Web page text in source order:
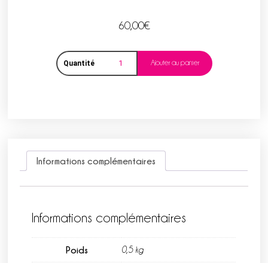
60,00€
Quantité Ajouter au panier
Informations complémentaires
Informations complémentaires
Poids 0,5 kg